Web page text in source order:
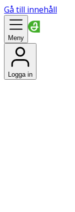
Gå till innehåll
Meny
Logga in